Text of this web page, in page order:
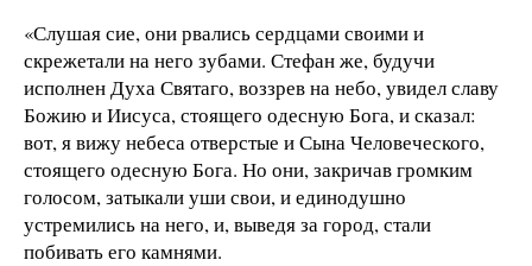
«Слушая сие, они рвались сердцами своими и
скрежетали на него зубами. Стефан же, будучи
исполнен Духа Святаго, воззрев на небо, увидел славу
Божию и Иисуса, стоящего одесную Бога, и сказал:
вот, я вижу небеса отверстые и Сына Человеческого,
стоящего одесную Бога. Но они, закричав громким
голосом, затыкали уши свои, и единодушно
устремились на него, и, выведя за город, стали
побивать его камнями.